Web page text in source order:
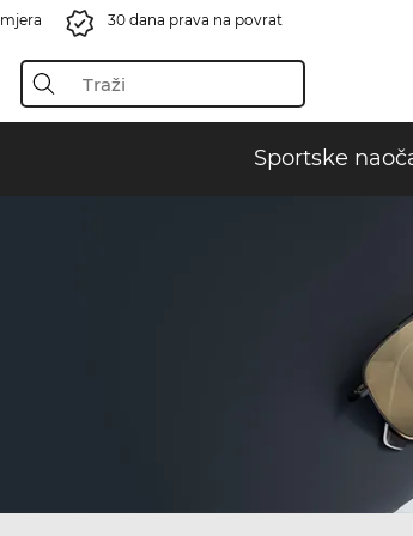
30 dana prava na povrat
Sportske